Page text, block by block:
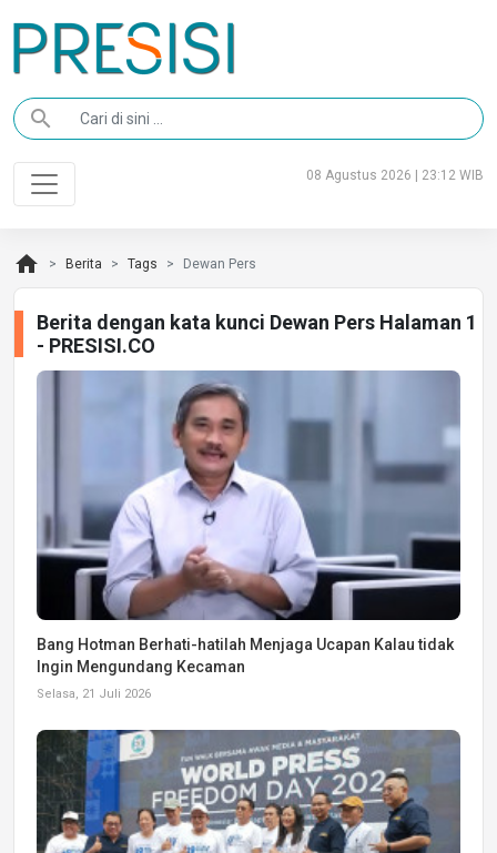
search
08 Agustus 2026 | 23:12 WIB
home Berita Tags Dewan Pers
Berita dengan kata kunci Dewan Pers Halaman 1
- PRESISI.CO
Bang Hotman Berhati-hatilah Menjaga Ucapan Kalau tidak
Ingin Mengundang Kecaman
Selasa, 21 Juli 2026